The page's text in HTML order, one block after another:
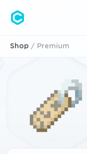
Cubolis
Shop Premium